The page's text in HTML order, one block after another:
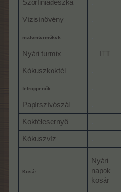
Szörfiniadeszka
Vízisínövény
malomtermékek
Nyári turmix ITT​
Kókuszkoktél
felröppenők
Papírszívószál
Koktélesernyő
Kókuszvíz
Kosár
Nyári
napok
kosár